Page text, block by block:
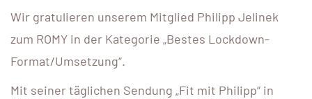
Wir gratulieren unserem Mitglied Philipp Jelinek
zum ROMY in der Kategorie „Bestes Lockdown-
Format/Umsetzung“.
Mit seiner täglichen Sendung „Fit mit Philipp“ in